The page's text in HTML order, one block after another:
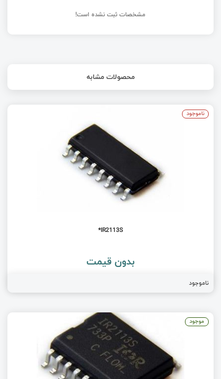
مشخصات ثبت نشده است!
محصولات مشابه
IR2113S*
بدون قیمت
ناموجود
ناموجود
موجود